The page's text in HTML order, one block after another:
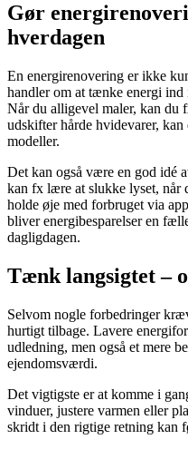
Gør
hverdagen
En energirenovering er ikke
handler om at tænke energi
Når du alligevel maler, kan du
udskifter hårde hvidevarer,
modeller.
Det kan også være en god idé
kan fx lære at slukke lyset, når
holde øje med forbruget via
bliver energibesparelser en
dagligdagen.
Tænk langsigtet –
Selvom nogle forbedringer
hurtigt tilbage. Lavere
udledning, men også et mere
ejendomsværdi.
Det vigtigste er at komme i
vinduer, justere varmen eller
skridt i den rigtige retning kan